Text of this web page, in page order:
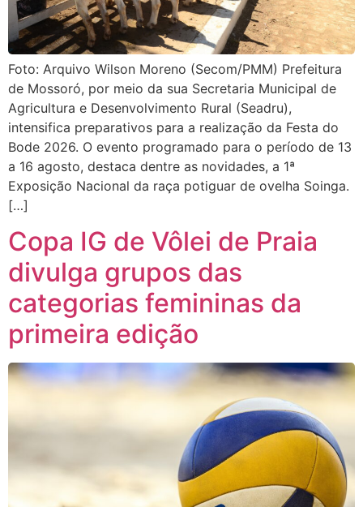
Foto: Arquivo Wilson Moreno (Secom/PMM) Prefeitura
de Mossoró, por meio da sua Secretaria Municipal de
Agricultura e Desenvolvimento Rural (Seadru),
intensifica preparativos para a realização da Festa do
Bode 2026. O evento programado para o período de 13
a 16 agosto, destaca dentre as novidades, a 1ª
Exposição Nacional da raça potiguar de ovelha Soinga.
[…]
Copa IG de Vôlei de Praia
divulga grupos das
categorias femininas da
primeira edição